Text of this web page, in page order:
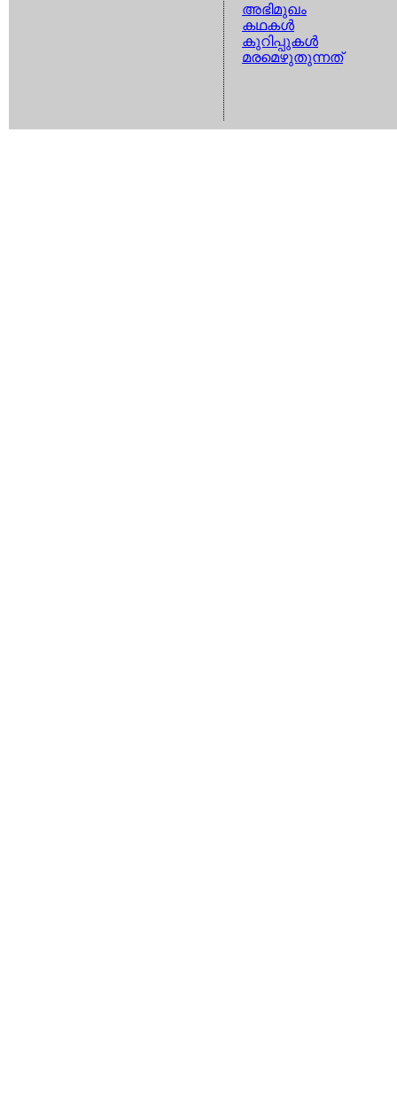
അഭിമുഖം
കഥകള്‍
കുറിപ്പുകള്‍
മരമെഴുതുന്നത്